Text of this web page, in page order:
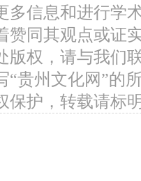
多信息和进行学
赞同其观点或证
版权，请与我们
“贵州文化网”的
保护，转载请标